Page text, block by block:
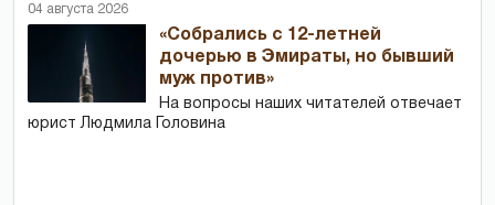
04 августа 2026
«Собрались с 12-летней
дочерью в Эмираты, но бывший
муж против»
На вопросы наших читателей отвечает
юрист Людмила Головина